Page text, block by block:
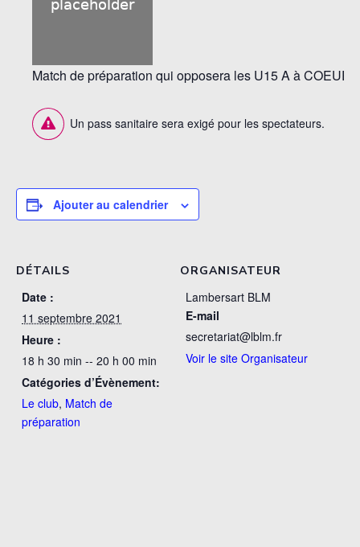
Match de préparation qui opposera les U15 A à COEUR
Un pass sanitaire sera exigé pour les spectateurs.
Ajouter au calendrier
DÉTAILS
Date :
11 septembre 2021
Heure :
18 h 30 min -- 20 h 00 min
Catégories d’Évènement:
Le club, Match de
préparation
ORGANISATEUR
Lambersart BLM
E-mail
secretariat@lblm.fr
Voir le site Organisateur